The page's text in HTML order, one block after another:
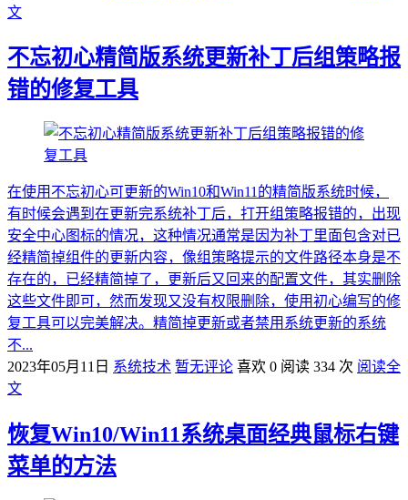
文
不忘初心精简版系统更新补丁后组策略报
错的修复工具
在使用不忘初心可更新的Win10和Win11的精简版系统时候，
有时候会遇到在更新完系统补丁后，打开组策略报错的，出现
安全中心图标的情况，这种情况通常是因为补丁里面包含对已
经精简掉组件的更新内容，像组策略提示的文件路径本身是不
存在的，已经精简掉了，更新后又回来的配置文件，其实删除
这些文件即可，然而发现又没有权限删除，使用初心编写的修
复工具可以完美解决。精简掉更新或者禁用系统更新的系统
不...
2023年05月11日 系统技术 暂无评论 喜欢 0 阅读 334 次 阅读全
文
恢复Win10/Win11系统桌面经典鼠标右键
菜单的方法